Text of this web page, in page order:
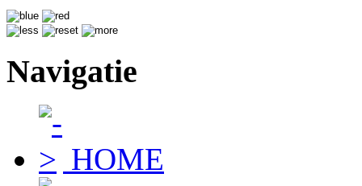
Navigatie
HOME